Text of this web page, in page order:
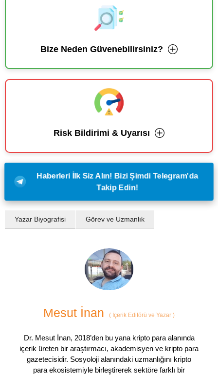
Bize Neden Güvenebilirsiniz?
Risk Bildirimi & Uyarısı
Haberleri İlk Siz Alın! Bizi Şimdi Telegram'da
Takip Edin!
Yazar Biyografisi Görev ve Uzmanlık
Mesut İnan ( İçerik Editörü ve Yazar )
Dr. Mesut İnan, 2018’den bu yana kripto para alanında
içerik üreten bir araştırmacı, akademisyen ve kripto para
gazetecisidir. Sosyoloji alanındaki uzmanlığını kripto
para ekosistemiyle birleştirerek sektöre farklı bir